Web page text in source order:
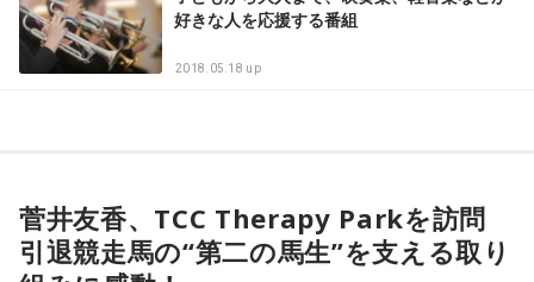
好きな人を応援する番組
2018.05.18 up
菅井友香、TCC Therapy Parkを訪問
引退競走馬の“第二の馬生”を支える取り